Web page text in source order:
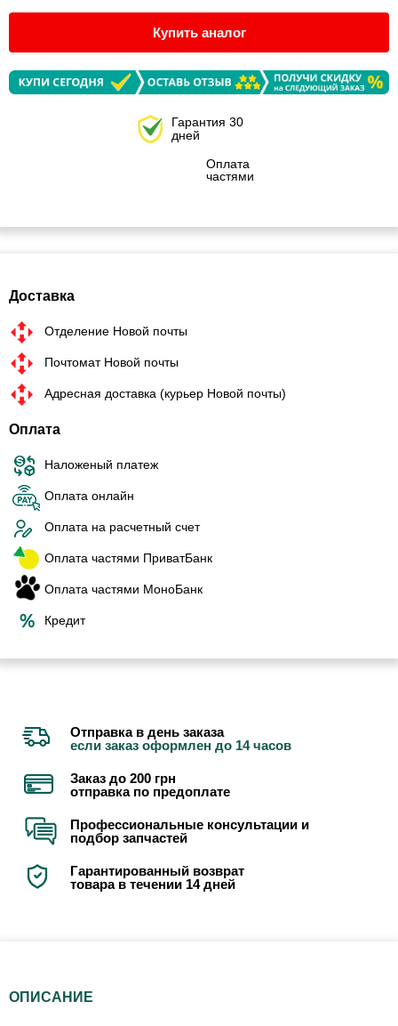
Купить аналог
Гарантия 30
дней
Оплата
частями
Доставка
Отделение Новой почты
Почтомат Новой почты
Адресная доставка (курьер Новой почты)
Оплата
Наложеный платеж
Оплата онлайн
Оплата на расчетный счет
Оплата частями ПриватБанк
Оплата частями МоноБанк
Кредит
Отправка в день заказа
если заказ оформлен до 14 часов
Заказ до 200 грн
отправка по предоплате
Профессиональные консультации и
подбор запчастей
Гарантированный возврат
товара в течении 14 дней
ОПИСАНИЕ